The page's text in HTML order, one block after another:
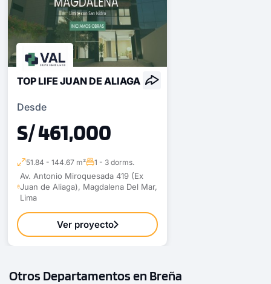
1 unidad disponible
Desde
S/ 504,800
Modelo DA 1307
Piso 13
TOP LIFE JUAN DE ALIAGA
Desde
S/ 461,000
51.84 - 144.67 m² 1 - 3 dorms.
Av. Antonio Miroquesada 419 (Ex
Juan de Aliaga), Magdalena Del Mar,
Lima
Ver proyecto
Otros Departamentos en Breña